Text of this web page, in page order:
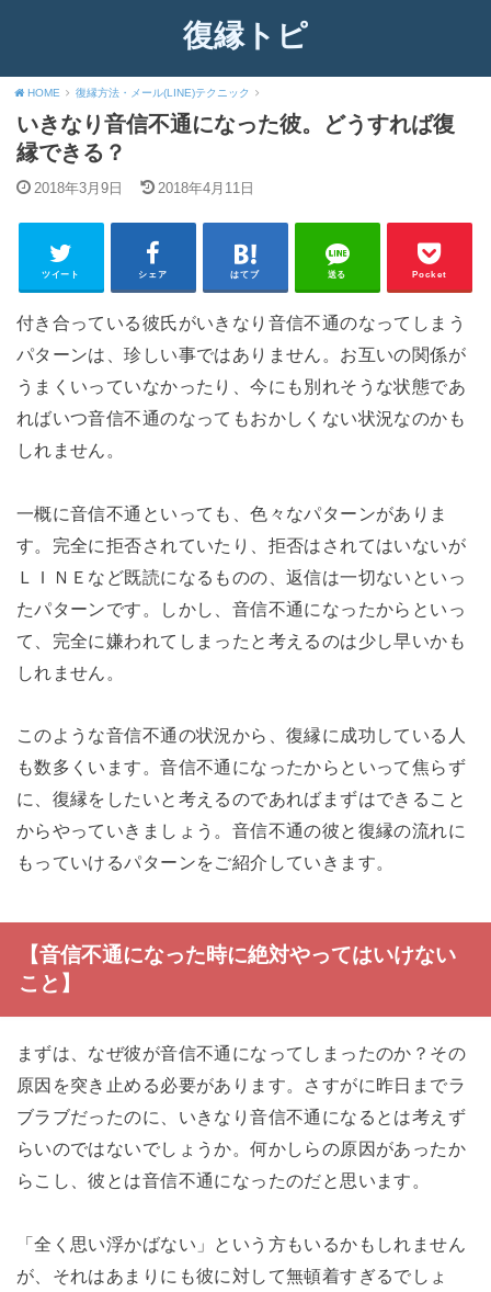
復縁トピ
HOME 復縁方法・メール(LINE)テクニック
いきなり音信不通になった彼。どうすれば復
縁できる？
2018年3月9日 2018年4月11日
ツイート シェア はてブ 送る Pocket
付き合っている彼氏がいきなり音信不通のなってしまう
パターンは、珍しい事ではありません。お互いの関係が
うまくいっていなかったり、今にも別れそうな状態であ
ればいつ音信不通のなってもおかしくない状況なのかも
しれません。
一概に音信不通といっても、色々なパターンがありま
す。完全に拒否されていたり、拒否はされてはいないが
ＬＩＮＥなど既読になるものの、返信は一切ないといっ
たパターンです。しかし、音信不通になったからといっ
て、完全に嫌われてしまったと考えるのは少し早いかも
しれません。
このような音信不通の状況から、復縁に成功している人
も数多くいます。音信不通になったからといって焦らず
に、復縁をしたいと考えるのであればまずはできること
からやっていきましょう。音信不通の彼と復縁の流れに
もっていけるパターンをご紹介していきます。
【音信不通になった時に絶対やってはいけない
こと】
まずは、なぜ彼が音信不通になってしまったのか？その
原因を突き止める必要があります。さすがに昨日までラ
ブラブだったのに、いきなり音信不通になるとは考えず
らいのではないでしょうか。何かしらの原因があったか
らこし、彼とは音信不通になったのだと思います。
「全く思い浮かばない」という方もいるかもしれません
が、それはあまりにも彼に対して無頓着すぎるでしょ